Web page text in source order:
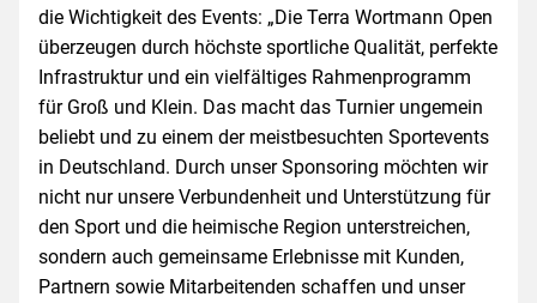
die Wichtigkeit des Events: „Die Terra Wortmann Open
überzeugen durch höchste sportliche Qualität, perfekte
Infrastruktur und ein vielfältiges Rahmenprogramm
für Groß und Klein. Das macht das Turnier ungemein
beliebt und zu einem der meistbesuchten Sportevents
in Deutschland. Durch unser Sponsoring möchten wir
nicht nur unsere Verbundenheit und Unterstützung für
den Sport und die heimische Region unterstreichen,
sondern auch gemeinsame Erlebnisse mit Kunden,
Partnern sowie Mitarbeitenden schaffen und unser